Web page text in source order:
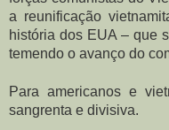
a reunificação
história dos EUA – que
temendo o avanço do
Para americanos e
sangrenta e divisiva.